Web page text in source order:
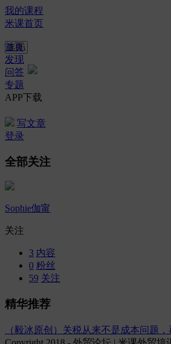
我的课程
米课首页
首页
发现
问答
专题
APP下载
写文章
登录
全部关注
Sophie伽甯
关注
3 内容
0 粉丝
59 关注
精华推荐
（毅冰原创）关税从来不是成本问题